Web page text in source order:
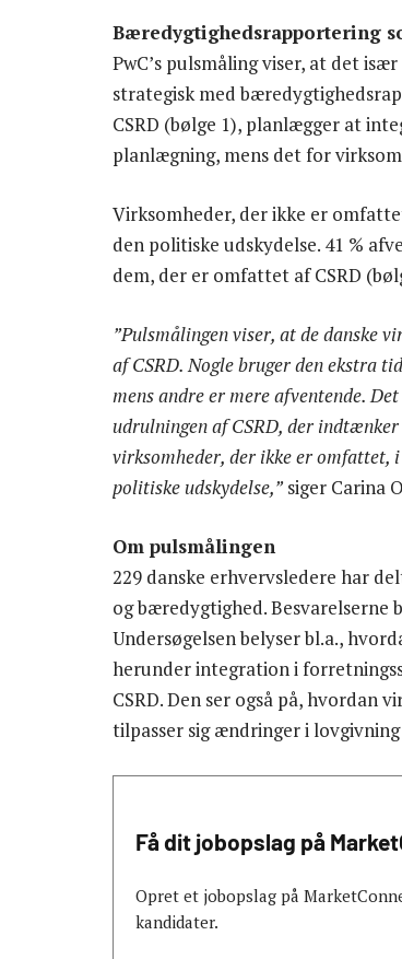
Bæredygtighedsrapportering
PwC’s pulsmåling viser, at det
strategisk med
CSRD (bølge 1), planlægger at
planlægning, mens det for
Virksomheder, der ikke er
den politiske udskydelse. 41 %
dem, der er omfattet af CSRD
”Pulsmålingen viser, at de danske
af CSRD. Nogle bruger den ekstra
mens andre er mere afventende.
udrulningen af CSRD, der
virksomheder, der ikke er omfattet,
politiske udskydelse,”siger Carina
Om pulsmålingen
229 danske erhvervsledere har
og bæredygtighed. Besvarelserne
Undersøgelsen belyser bl.a.,
herunder integration i
CSRD. Den ser også på,
tilpasser sig ændringer i lovgivning
Få dit jobopslag på
Opret et jobopslag på
kandidater.